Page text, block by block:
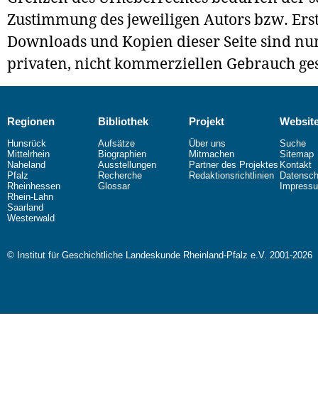
Zustimmung des jeweiligen Autors bzw.
Downloads und Kopien dieser Seite sind
privaten, nicht kommerziellen Gebrauch
Regionen
Hunsrück
Mittelrhein
Naheland
Pfalz
Rheinhessen
Rhein-Lahn
Saarland
Westerwald
Bibliothek
Aufsätze
Biographien
Ausstellungen
Recherche
Glossar
Projekt
Über uns
Mitmachen
Partner des Projektes
Redaktionsrichtlinien
Suche
Sitemap
Kontakt
© Institut für Geschichtliche Landeskunde Rheinland-Pfalz e.V. 2001-2026